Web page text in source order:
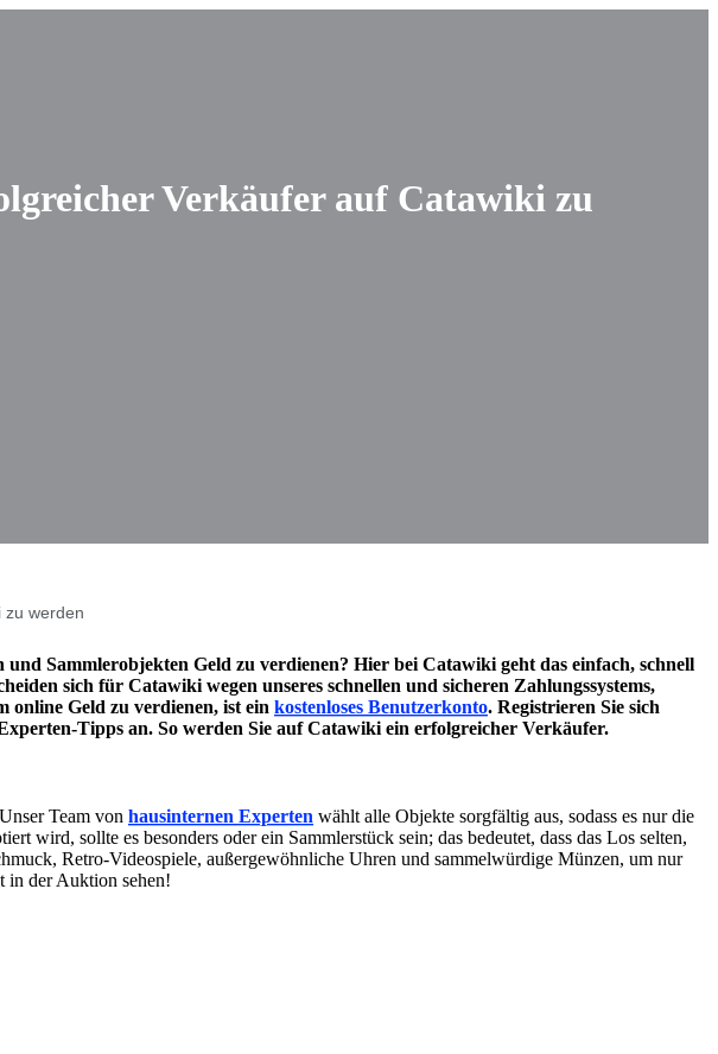
Verkäufer auf Catawiki zu
zu werden
Sammlerobjekten Geld zu verdienen? Hier bei Catawiki geht das einfach, schnell
sich für Catawiki wegen unseres schnellen und sicheren Zahlungssystems,
online Geld zu verdienen, ist ein kostenloses Benutzerkonto. Registrieren Sie sich
Tipps an. So werden Sie auf Catawiki ein erfolgreicher Verkäufer.
Team von hausinternen Experten wählt alle Objekte sorgfältig aus, sodass es nur die
sollte es besonders oder ein Sammlerstück sein; das bedeutet, dass das Los selten,
Retro-Videospiele, außergewöhnliche Uhren und sammelwürdige Münzen, um nur
in der Auktion sehen!